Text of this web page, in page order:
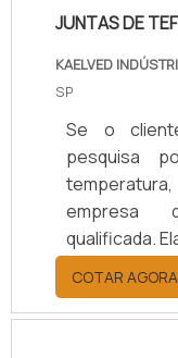
JUNTAS DE
KAELVED
SP
Se o
pesquisa
empresa
qualificada.
por
descobrindo
COTAR AGORA